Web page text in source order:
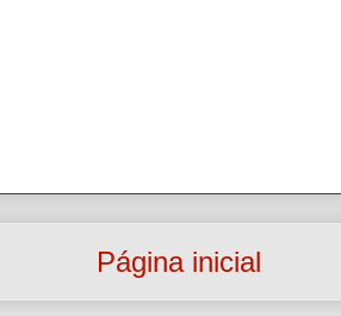
Página inicial